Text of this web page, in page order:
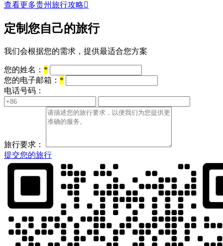
查看更多贵州旅行攻略
定制您自己的旅行
我们会根据您的需求，提供最适合您方案
您的姓名： *
您的电子邮箱： *
电话号码：
旅行要求：
提交您的旅行